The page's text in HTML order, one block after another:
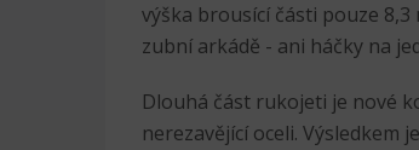
výška brousící části pouze 8,3
zubní arkádě - ani háčky na
Dlouhá část rukojeti je nové
nerezavějící oceli. Výsledkem